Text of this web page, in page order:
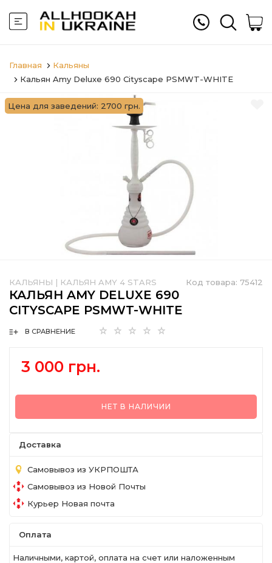
Главная
Кальяны
Кальян Amy Deluxe 690 Cityscape PSMWT-WHITE
Цена для заведений: 2700 грн.
Код товара: 75412
КАЛЬЯНЫ | КАЛЬЯН AMY 4 STARS
КАЛЬЯН AMY DELUXE 690
CITYSCAPE PSMWT-WHITE
В СРАВНЕНИЕ
3 000 грн.
НЕТ В НАЛИЧИИ
Доставка
Самовывоз из УКРПОШТА
Самовывоз из Новой Почты
Курьер Новая почта
Оплата
Наличными, картой, оплата на счет или наложенным